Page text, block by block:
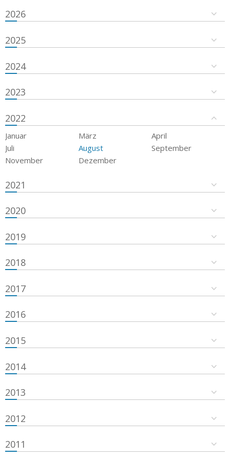
2026
2025
2024
2023
2022
Januar März
April
Juli
August
September
November
Dezember
2021
2020
2019
2018
2017
2016
2015
2014
2013
2012
2011